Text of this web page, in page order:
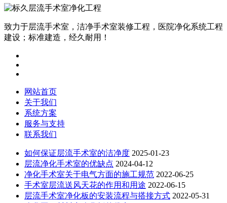
致力于层流手术室，洁净手术室装修工程，医院净化系统工程
建设；标准建造，经久耐用！
网站首页
关于我们
系统方案
服务与支持
联系我们
如何保证层流手术室的洁净度 2025-01-23
层流净化手术室的优缺点 2024-04-12
净化手术室关于电气方面的施工规范 2022-06-25
手术室层流送风天花的作用和用途 2022-06-15
层流手术室净化板的安装流程与搭接方式 2022-05-31